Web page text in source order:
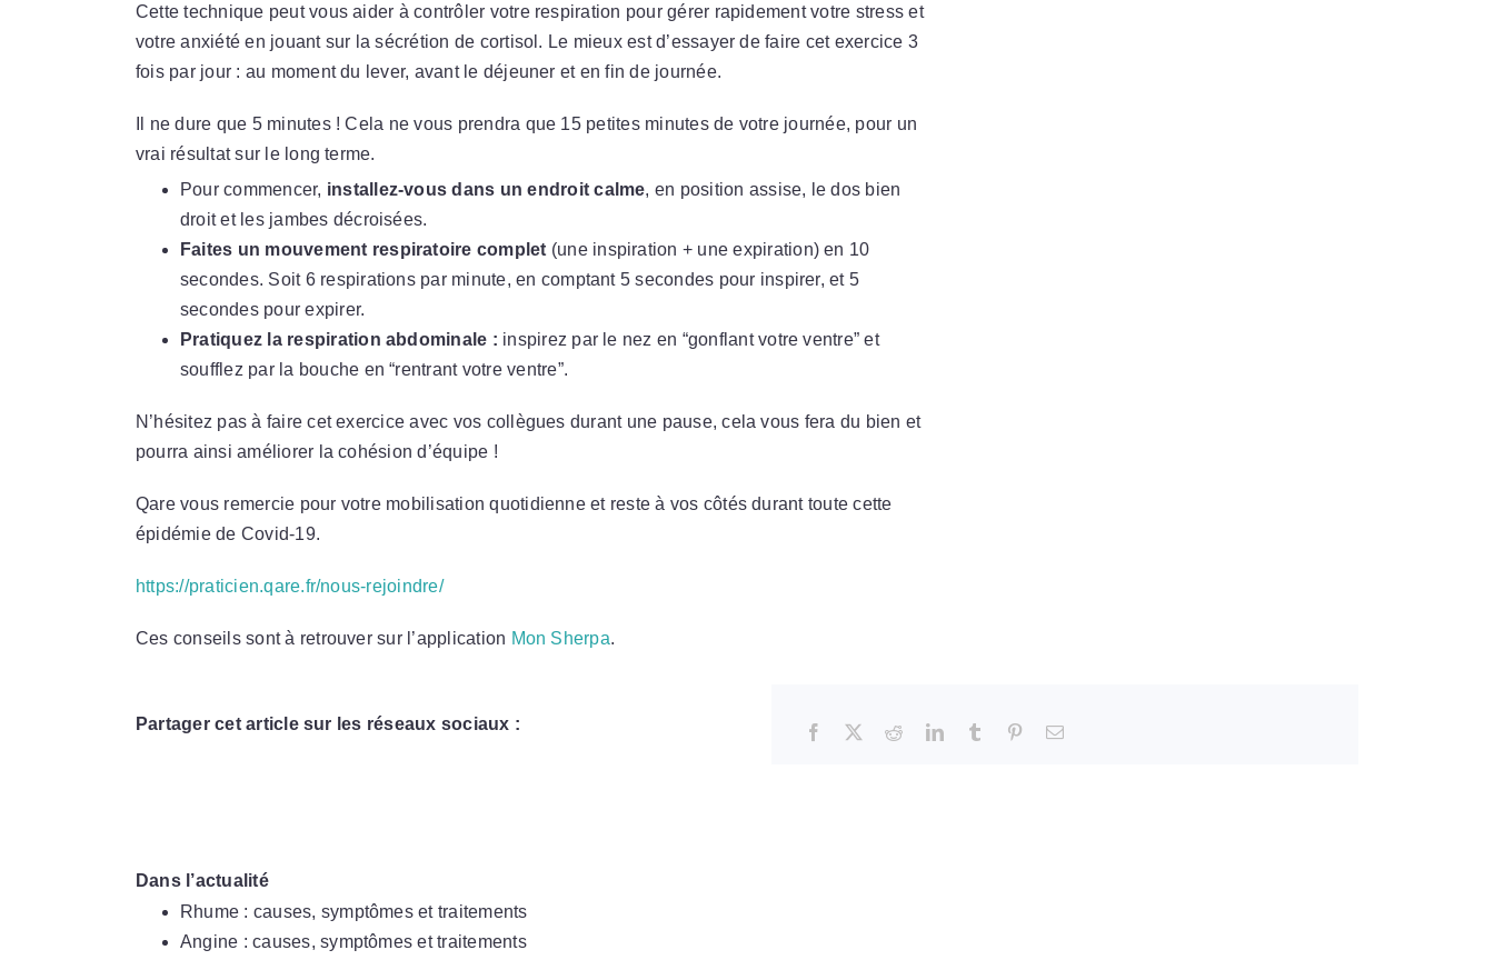
Cette technique peut vous aider à contrôler votre respiration pour gérer rapidement votre stress et
votre anxiété en jouant sur la sécrétion de cortisol. Le mieux est d’essayer de faire cet exercice 3
fois par jour : au moment du lever, avant le déjeuner et en fin de journée.
Il ne dure que 5 minutes ! Cela ne vous prendra que 15 petites minutes de votre journée, pour un
vrai résultat sur le long terme.
Pour commencer, installez-vous dans un endroit calme, en position assise, le dos bien
droit et les jambes décroisées.
Faites un mouvement respiratoire complet (une inspiration + une expiration) en 10
secondes. Soit 6 respirations par minute, en comptant 5 secondes pour inspirer, et 5
secondes pour expirer.
Pratiquez la respiration abdominale : inspirez par le nez en “gonflant votre ventre” et
soufflez par la bouche en “rentrant votre ventre”.
N’hésitez pas à faire cet exercice avec vos collègues durant une pause, cela vous fera du bien et
pourra ainsi améliorer la cohésion d’équipe !
Qare vous remercie pour votre mobilisation quotidienne et reste à vos côtés durant toute cette
épidémie de Covid-19.
https://praticien.qare.fr/nous-rejoindre/
Ces conseils sont à retrouver sur l’application Mon Sherpa.
Partager cet article sur les réseaux sociaux :
Dans l’actualité
Rhume : causes, symptômes et traitements
Angine : causes, symptômes et traitements